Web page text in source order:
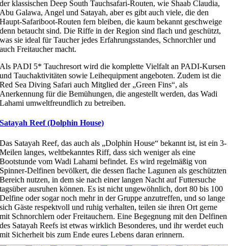
der klassischen Deep South Tauchsafari-Routen, wie Shaab Claudia,
Abu Galawa, Angel und Satayah, aber es gibt auch viele, die den
Haupt-Safariboot-Routen fern bleiben, die kaum bekannt geschweige
denn betaucht sind. Die Riffe in der Region sind flach und geschützt,
was sie ideal für Taucher jedes Erfahrungsstandes, Schnorchler und
auch Freitaucher macht.
Als PADI 5* Tauchresort wird die komplette Vielfalt an PADI-Kursen
und Tauchaktivitäten sowie Leihequipment angeboten. Zudem ist die
Red Sea Diving Safari auch Mitglied der „Green Fins“, als
Anerkennung für die Bemühungen, die angestellt werden, das Wadi
Lahami umweltfreundlich zu betreiben.
Satayah Reef (Dolphin House)
Das Satayah Reef, das auch als „Dolphin House“ bekannt ist, ist ein 3-
Meilen langes, weltbekanntes Riff, dass sich weniger als eine
Bootstunde vom Wadi Lahami befindet. Es wird regelmäßig von
Spinner-Delfinen bevölkert, die dessen flache Lagunen als geschützten
Bereich nutzen, in dem sie nach einer langen Nacht auf Futtersuche
tagsüber ausruhen können. Es ist nicht ungewöhnlich, dort 80 bis 100
Delfine oder sogar noch mehr in der Gruppe anzutreffen, und so lange
sich Gäste respektvoll und ruhig verhalten, teilen sie ihren Ort gerne
mit Schnorchlern oder Freitauchern. Eine Begegnung mit den Delfinen
des Satayah Reefs ist etwas wirklich Besonderes, und ihr werdet euch
mit Sicherheit bis zum Ende eures Lebens daran erinnern.